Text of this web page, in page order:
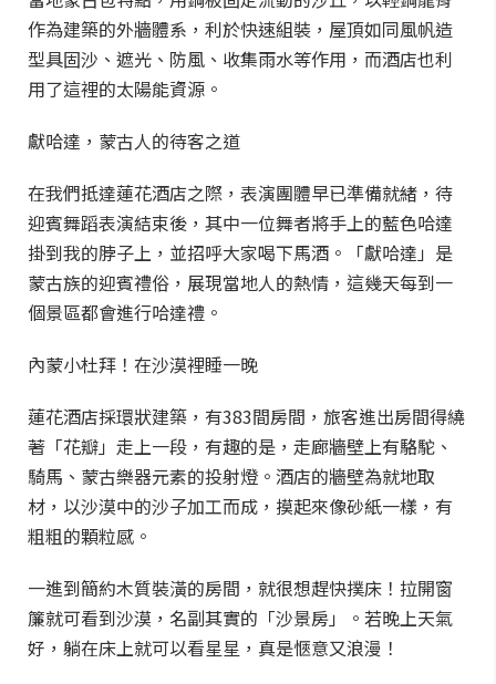
作為建築的外牆體系，利於快速組裝，屋頂如同風帆造
型具固沙、遮光、防風、收集雨水等作用，而酒店也利
用了這裡的太陽能資源。
獻哈達，蒙古人的待客之道
在我們抵達蓮花酒店之際，表演團體早已準備就緒，待
迎賓舞蹈表演結束後，其中一位舞者將手上的藍色哈達
掛到我的脖子上，並招呼大家喝下馬酒。「獻哈達」是
蒙古族的迎賓禮俗，展現當地人的熱情，這幾天每到一
個景區都會進行哈達禮。
內蒙小杜拜！在沙漠裡睡一晚
蓮花酒店採環狀建築，有383間房間，旅客進出房間得繞
著「花瓣」走上一段，有趣的是，走廊牆壁上有駱駝、
騎馬、蒙古樂器元素的投射燈。酒店的牆壁為就地取
材，以沙漠中的沙子加工而成，摸起來像砂紙一樣，有
粗粗的顆粒感。
一進到簡約木質裝潢的房間，就很想趕快撲床！拉開窗
簾就可看到沙漠，名副其實的「沙景房」。若晚上天氣
好，躺在床上就可以看星星，真是愜意又浪漫！